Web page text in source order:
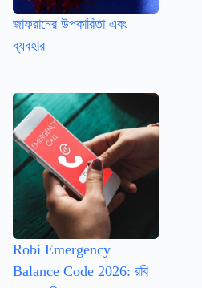
জাফরানের উপকারিতা এবং
ব্যবহার
Robi Emergency
Balance Code 2026: রবি